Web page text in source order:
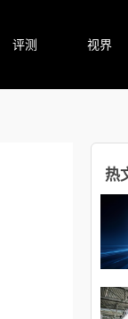
评测 视界
热